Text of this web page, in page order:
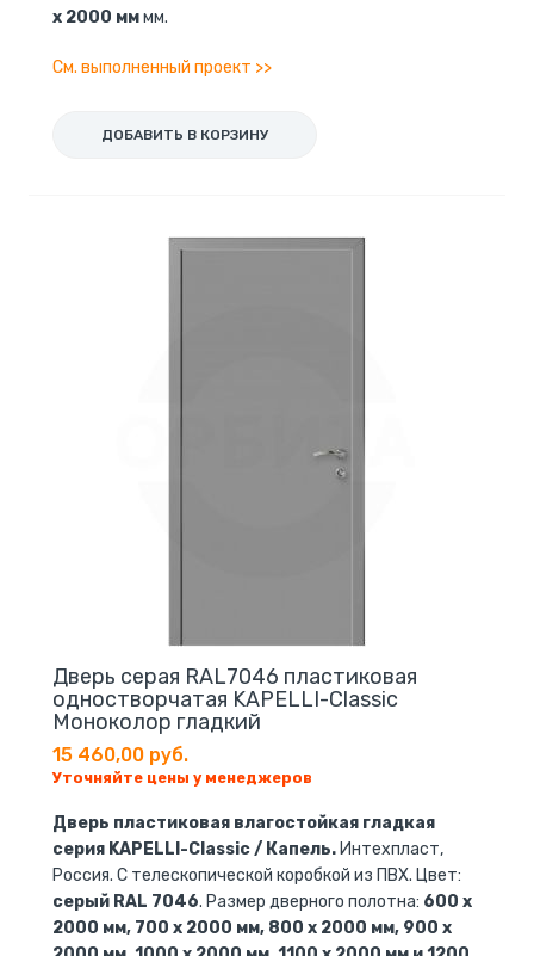
x 2000 мммм.
См. выполненный проект >>
ДОБАВИТЬ В КОРЗИНУ
Дверь серая RAL7046 пластиковая
одностворчатая KAPELLI-Classic
Моноколор гладкий
15 460,00 руб.
Уточняйте цены у менеджеров
Дверь пластиковая влагостойкая гладкая
серия KAPELLI-Classic / Капель. Интехпласт,
Россия. С телескопической коробкой из ПВХ. Цвет:
серый RAL 7046. Размер дверного полотна: 600 x
2000 мм, 700 x 2000 мм, 800 x 2000 мм, 900 x